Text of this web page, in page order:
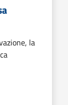
la